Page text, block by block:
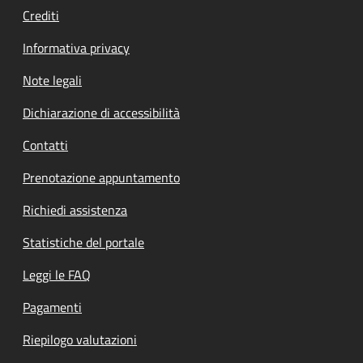
Crediti
Informativa privacy
Note legali
Dichiarazione di accessibilità
Contatti
Prenotazione appuntamento
Richiedi assistenza
Statistiche del portale
Leggi le FAQ
Pagamenti
Riepilogo valutazioni